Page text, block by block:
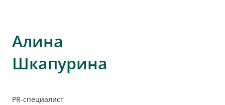
Алина
Шкапурина
PR-специалист